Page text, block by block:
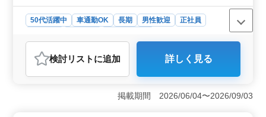
50代活躍中 車通勤OK 長期 男性歓迎
正社員
おすすめポイント
＜技術と経験を活かす場＞ 自動車整備士の募集です。
豊富な経験を持つ方、メカニック経験のある方を歓迎し
ます。車検や定期点検、故障対応など幅広い業務があり
ます。お客様のニーズをしっかりヒアリングして、ニー
検討リスト に追加 詳しく見る
掲載期間 2026/06/04〜2026/09/03